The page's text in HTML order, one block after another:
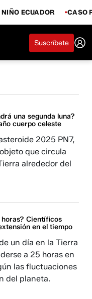
ECUADOR CASO
Suscríbete
una segunda luna?
cuerpo celeste
2025 PN7,
que circula
alrededor del
Científicos
en el tiempo
un día en la Tierra
a 25 horas en
las fluctuaciones
del planeta.